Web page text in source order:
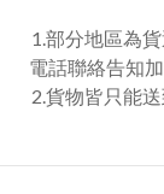
1.部分地區為
電話聯絡告知
2.貨物皆只能